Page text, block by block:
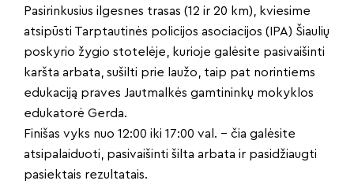
Pasirinkusius ilgesnes trasas (12 ir 20 km), kviesime
atsipūsti Tarptautinės policijos asociacijos (IPA) Šiaulių
poskyrio žygio stotelėje, kurioje galėsite pasivaišinti
karšta arbata, sušilti prie laužo, taip pat norintiems
edukaciją praves Jautmalkės gamtininkų mokyklos
edukatorė Gerda.
Finišas vyks nuo 12:00 iki 17:00 val. – čia galėsite
atsipalaiduoti, pasivaišinti šilta arbata ir pasidžiaugti
pasiektais rezultatais.